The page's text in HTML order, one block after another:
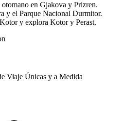
en Gjakova y Prizren.
y el Parque Nacional Durmitor.
y explora Kotor y Perast.
Viaje Únicas y a Medida